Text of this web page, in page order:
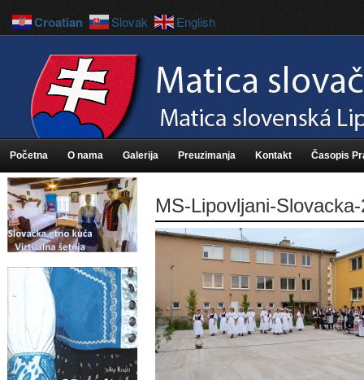
Početna O nama Galerija Preuzimanja Kontakt Časopis
MS-Lipovljani-
Croatian Slovak English